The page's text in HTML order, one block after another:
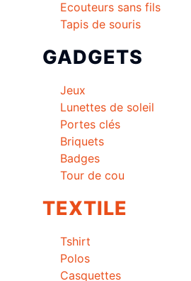
Ecouteurs sans fils
Tapis de souris
GADGETS
Jeux
Lunettes de soleil
Portes clés
Briquets
Badges
Tour de cou
TEXTILE
Tshirt
Polos
Casquettes